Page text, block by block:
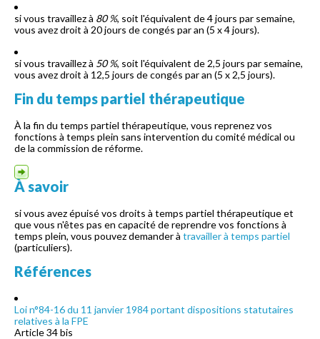
si vous travaillez à 80 %, soit l'équivalent de 4 jours par semaine,
vous avez droit à 20 jours de congés par an (5 x 4 jours).
si vous travaillez à 50 %, soit l'équivalent de 2,5 jours par semaine,
vous avez droit à 12,5 jours de congés par an (5 x 2,5 jours).
Fin du temps partiel thérapeutique
À la fin du temps partiel thérapeutique, vous reprenez vos
fonctions à temps plein sans intervention du comité médical ou
de la commission de réforme.
À savoir
si vous avez épuisé vos droits à temps partiel thérapeutique et
que vous n'êtes pas en capacité de reprendre vos fonctions à
temps plein, vous pouvez demander à travailler à temps partiel
(particuliers).
Références
Loi n°84-16 du 11 janvier 1984 portant dispositions statutaires
relatives à la FPE
Article 34 bis